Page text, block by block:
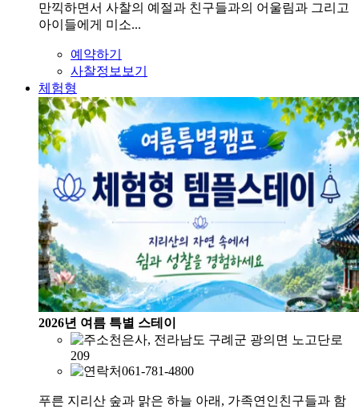
만끽하면서 사찰의 예절과 친구들과의 어울림과 그리고
아이들에게 미소...
예약하기
사찰정보보기
체험형
2026년 여름 특별 스테이
천은사, 전라남도 구례군 광의면 노고단로
209
061-781-4800
푸른 지리산 숲과 맑은 하늘 아래, 가족연인친구들과 함